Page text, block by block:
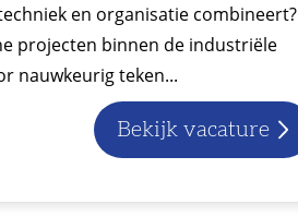
en organisatie combineert?
projecten binnen de industriële
nauwkeurig teken...
Bekijk vacature